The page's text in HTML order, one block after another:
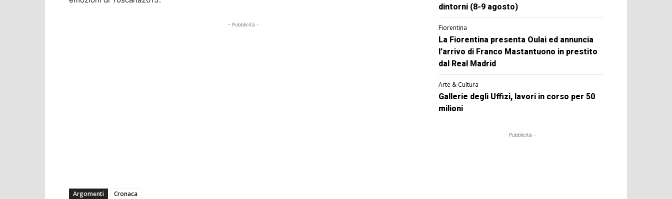
- Pubblicità -
Argomenti Cronaca
dintorni (8-9 agosto)
Fiorentina
La Fiorentina presenta Oulai ed annuncia
l’arrivo di Franco Mastantuono in prestito
dal Real Madrid
Arte & Cultura
Gallerie degli Uffizi, lavori in corso per 50
milioni
- Pubblicità -